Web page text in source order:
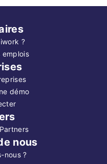
?
emplois
démo
nous
nous ?